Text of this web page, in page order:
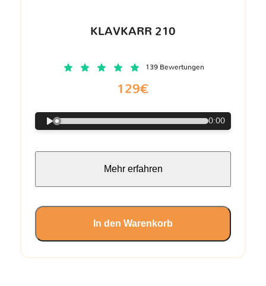
KLAVKARR 210
139 Bewertungen
129€
0:00
Mehr erfahren
In den Warenkorb